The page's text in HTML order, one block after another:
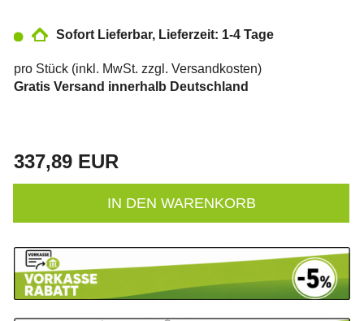
Sofort Lieferbar, Lieferzeit: 1-4 Tage
pro Stück (inkl. MwSt. zzgl. Versandkosten)
Gratis Versand innerhalb Deutschland
337,89 EUR
IN DEN WARENKORB